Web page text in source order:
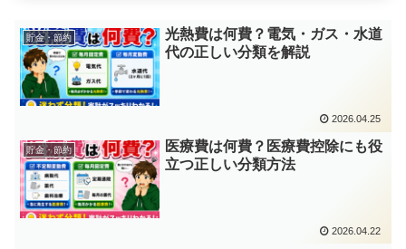
貯金・節約
光熱費は何費？電気・ガス・水道
代の正しい分類を解説
2026.04.25
貯金・節約
医療費は何費？医療費控除にも役
立つ正しい分類方法
2026.04.22